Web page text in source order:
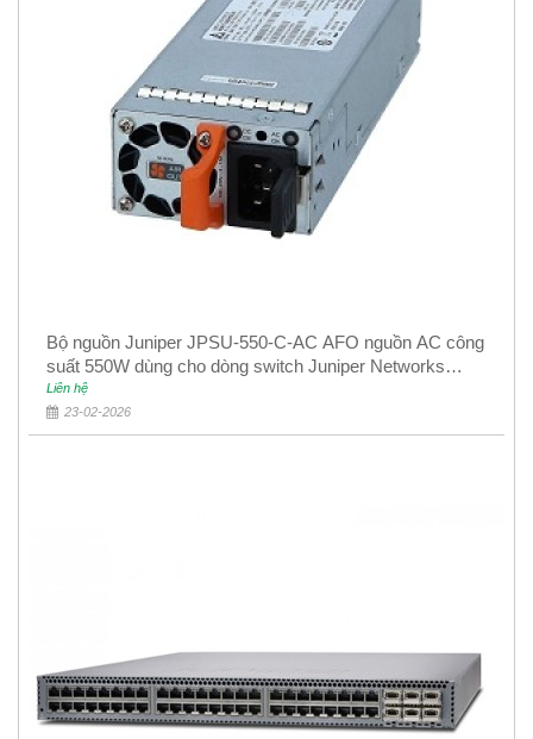
Bộ nguồn Juniper JPSU-550-C-AC AFO nguồn AC công
suất 550W dùng cho dòng switch Juniper Networks
EX4400
Liên hệ
23-02-2026